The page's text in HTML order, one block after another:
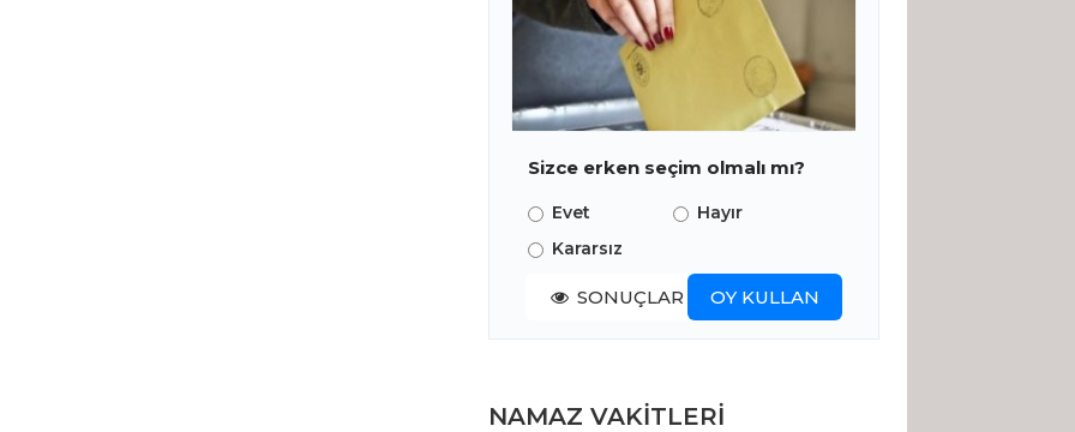
Sizce erken seçim olmalı mı?
Evet
Hayır
Kararsız
SONUÇLAR OY KULLAN
NAMAZ VAKİTLERİ